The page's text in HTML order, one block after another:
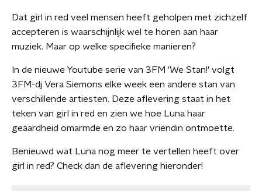
Dat girl in red veel mensen heeft geholpen met zichzelf
accepteren is waarschijnlijk wel te horen aan haar
muziek. Maar op welke specifieke manieren?
In de nieuwe Youtube serie van 3FM 'We Stan!' volgt
3FM-dj Vera Siemons elke week een andere stan van
verschillende artiesten. Deze aflevering staat in het
teken van girl in red en zien we hoe Luna haar
geaardheid omarmde en zo haar vriendin ontmoette.
Benieuwd wat Luna nog meer te vertellen heeft over
girl in red? Check dan de aflevering hieronder!